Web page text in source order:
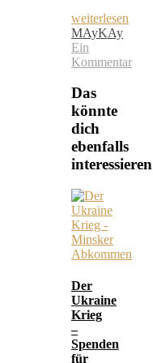
weiterlesen
MAyKAy
Ein
Kommentar
Das
könnte
dich
ebenfalls
interessieren
Der
Ukraine
Krieg
–
Spenden
für